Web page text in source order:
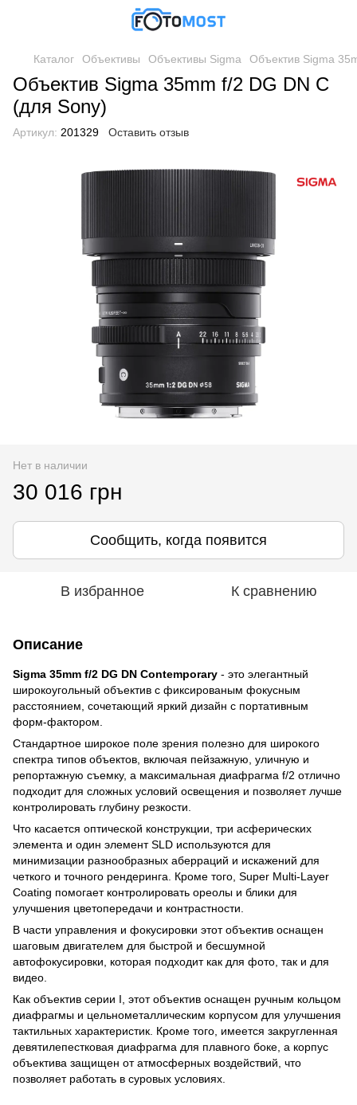
Каталог Объективы Объективы Sigma Объектив Sigma
Объектив Sigma 35mm f/2 DG DN C
(для Sony)
Артикул: 201329 Оставить отзыв
Нет в наличии
30 016 грн
Сообщить, когда появится
В избранное К сравнению
Описание
Sigma 35mm f/2 DG DN Contemporary - это элегантный
широкоугольный объектив с фиксированым фокусным
расстоянием, сочетающий яркий дизайн с портативным
форм-фактором.
Стандартное широкое поле зрения полезно для широкого
спектра типов объектов, включая пейзажную, уличную и
репортажную съемку, а максимальная диафрагма f/2 отлично
подходит для сложных условий освещения и позволяет лучше
контролировать глубину резкости.
Что касается оптической конструкции, три асферических
элемента и один элемент SLD используются для
минимизации разнообразных аберраций и искажений для
четкого и точного рендеринга. Кроме того, Super Multi-Layer
Coating помогает контролировать ореолы и блики для
улучшения цветопередачи и контрастности.
В части управления и фокусировки этот объектив оснащен
шаговым двигателем для быстрой и бесшумной
автофокусировки, которая подходит как для фото, так и для
видео.
Как объектив серии I, этот объектив оснащен ручным кольцом
диафрагмы и цельнометаллическим корпусом для улучшения
тактильных характеристик. Кроме того, имеется закругленная
девятилепестковая диафрагма для плавного боке, а корпус
объектива защищен от атмосферных воздействий, что
позволяет работать в суровых условиях.